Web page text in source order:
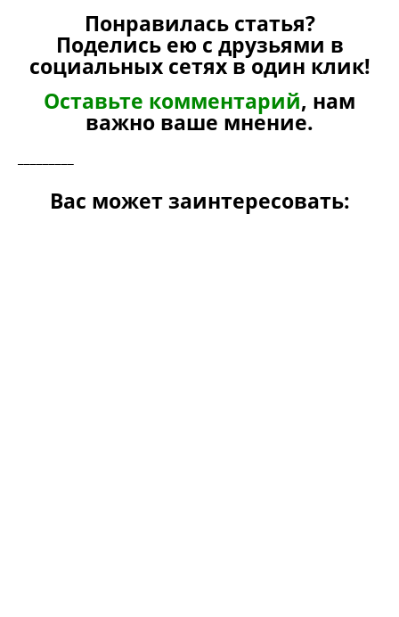
Понравилась статья?
Поделись ею с друзьями в
социальных сетях в один клик!
Оставьте комментарий, нам
важно ваше мнение.
Вас может заинтересовать: